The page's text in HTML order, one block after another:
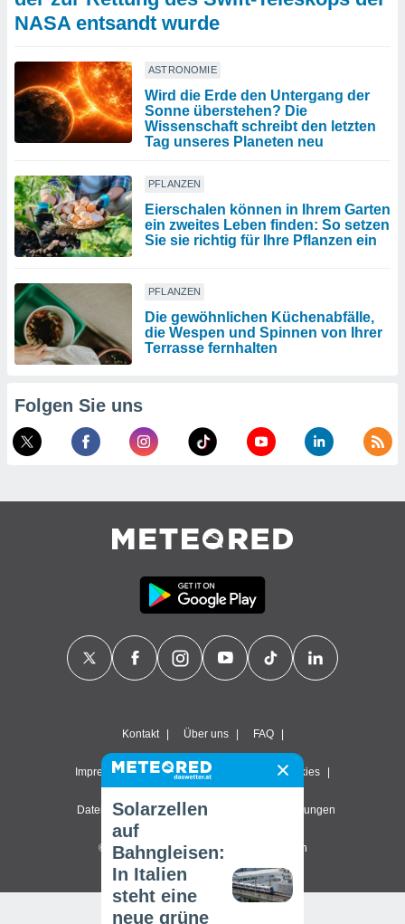
NASA entsandt wurde
ASTRONOMIE
Wird die Erde den Untergang der
Sonne überstehen? Die
Wissenschaft schreibt den letzten
Tag unseres Planeten neu
PFLANZEN
Eierschalen können in Ihrem Garten
ein zweites Leben finden: So setzen
Sie sie richtig für Ihre Pflanzen ein
PFLANZEN
Die gewöhnlichen Küchenabfälle,
die Wespen und Spinnen von Ihrer
Terrasse fernhalten
Folgen Sie uns
Kontakt Über uns FAQ
Impressum & Nutzungsbedingungen Cookies
Datenschutzerklärung Datenschutz-Einstellungen
© 2026 Meteored. Alle Rechte vorbehalten
Solarzellen
auf
Bahngleisen:
In Italien
steht eine
neue grüne